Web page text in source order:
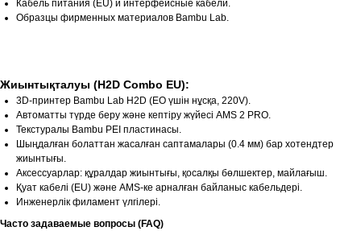
Кабель питания (EU) и интерфейсные кабели.
Образцы фирменных материалов Bambu Lab.
Жиынтықталуы (H2D Combo EU):
3D-принтер Bambu Lab H2D (ЕО үшін нұсқа, 220V).
Автоматты түрде беру және кептіру жүйесі AMS 2 PRO.
Текстуралы Bambu PEI пластинасы.
Шыңдалған болаттан жасалған саптамалары (0.4 мм) бар хотендтер
жиынтығы.
Аксессуарлар: құралдар жиынтығы, қосалқы бөлшектер, майлағыш.
Қуат кабелі (EU) және AMS-ке арналған байланыс кабельдері.
Инженерлік филамент үлгілері.
Часто задаваемые вопросы (FAQ)